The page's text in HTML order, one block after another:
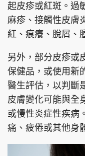
起皮疹或紅斑。過
麻疹、接觸性皮膚
紅、痕癢、脫屑、
另外，部分皮疹或
保健品，或使用新
醫生評估，以判斷
皮膚變化可能與全
或慢性炎症性疾病
痛、疲倦或其他身